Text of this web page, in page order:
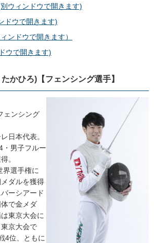
ウィンドウで開きます)
ドウで開きます)
ンドウで開きます）
ウで開きます)
かひろ)【フェンシング選手】
ェンシング
日本代表。
・男子フルー
。
界選手権に
ダルを獲得
ーシアード
で金メダ
東京大会に
京大会で
4位、ともに